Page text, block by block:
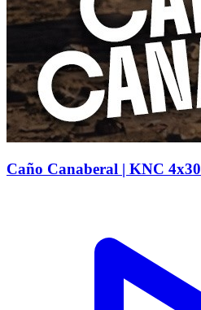
Caño Canaberal | KNC 4x30